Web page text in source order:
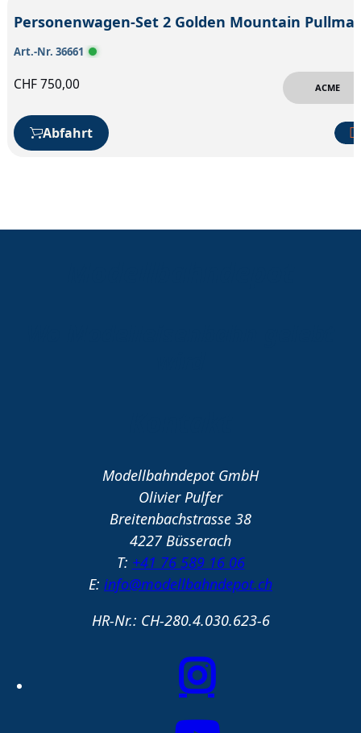
Art.-Nr. 36661
CHF750,00 ACME
Abfahrt
Modellbahndepot GmbH
Olivier Pulfer
Breitenbachstrasse 38
4227 Büsserach
T: +41 76 589 16 06
E: info@modellbahndepot.ch
HR-Nr.: CH-280.4.030.623-6